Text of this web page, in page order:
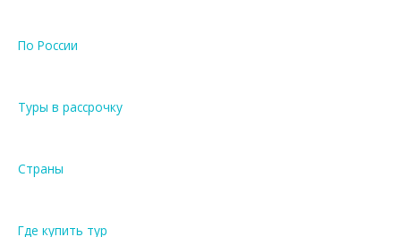
По России
Туры в рассрочку
Страны
Где купить тур